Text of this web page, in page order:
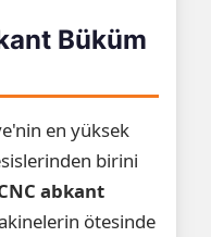
Büküm
en yüksek
birini
abkant
ötesinde